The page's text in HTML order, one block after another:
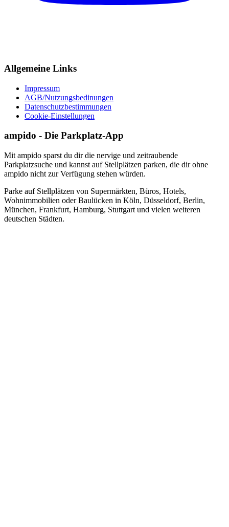
Allgemeine Links
Impressum
AGB/Nutzungsbedinungen
Datenschutzbestimmungen
Cookie-Einstellungen
ampido - Die Parkplatz-App
Mit ampido sparst du dir die nervige und zeitraubende
Parkplatzsuche und kannst auf Stellplätzen parken, die dir ohne
ampido nicht zur Verfügung stehen würden.
Parke auf Stellplätzen von Supermärkten, Büros, Hotels,
Wohnimmobilien oder Baulücken in Köln, Düsseldorf, Berlin,
München, Frankfurt, Hamburg, Stuttgart und vielen weiteren
deutschen Städten.